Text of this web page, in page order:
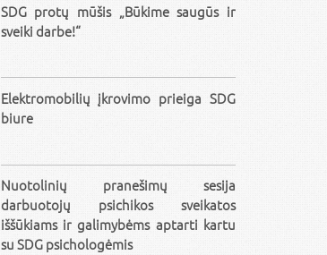
SDG protų mūšis „Būkime saugūs ir
sveiki darbe!“
Elektromobilių įkrovimo prieiga SDG
biure
Nuotolinių pranešimų sesija
darbuotojų psichikos sveikatos
iššūkiams ir galimybėms aptarti kartu
su SDG psichologėmis